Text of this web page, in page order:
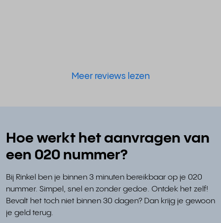
Meer reviews lezen
Hoe werkt het aanvragen van
een 020 nummer?
Bij Rinkel ben je binnen 3 minuten bereikbaar op je 020
nummer. Simpel, snel en zonder gedoe. Ontdek het zelf!
Bevalt het toch niet binnen 30 dagen? Dan krijg je gewoon
je geld terug.